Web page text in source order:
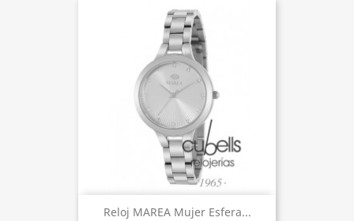
Reloj MAREA Mujer Esfera...